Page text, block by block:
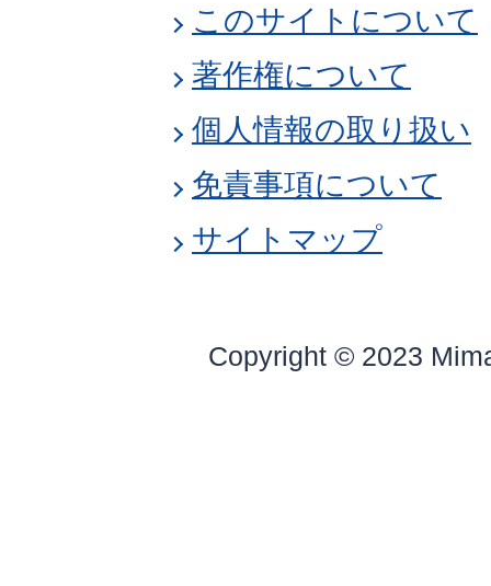
このサイトについて
著作権について
個人情報の取り扱い
免責事項について
サイトマップ
Copyright © 2023